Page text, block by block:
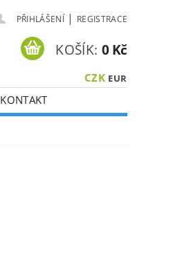
PŘIHLÁŠENÍ | REGISTRACE
CZK EUR
KOŠÍK: 0 Kč
KONTAKT